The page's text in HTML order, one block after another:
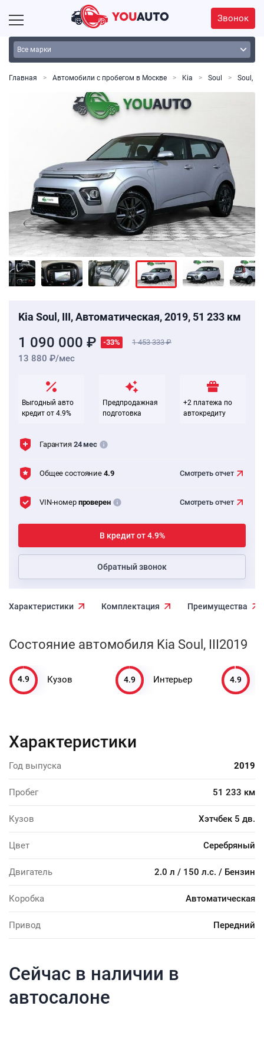
Звонок
Главная Автомобили с пробегом в Москве Kia Soul Soul, III
Kia Soul, III, Автоматическая, 2019, 51 233 км
1 090 000 ₽ -33% 1 453 333
13 880 ₽/мес
Выгодный авто
кредит от 4.9%
Предпродажная
подготовка
+2 платежа по
автокредиту
Гарантия 24 мес
Общее состояние 4.9 Смотреть отчет
VIN-номер проверен Смотреть отчет
В кредит от 4.9%
Обратный звонок
Характеристики Комплектация Преимущества
Состояние автомобиля Kia Soul, III2019
4.9 Кузов 4.9 Интерьер 4.9
Характеристики
Год выпуска 2019
Пробег 51 233 км
Кузов Хэтчбек 5 дв.
Цвет Серебряный
Двигатель 2.0 л / 150 л.с. / Бензин
Коробка Автоматическая
Привод Передний
Сейчас в наличии в
автосалоне